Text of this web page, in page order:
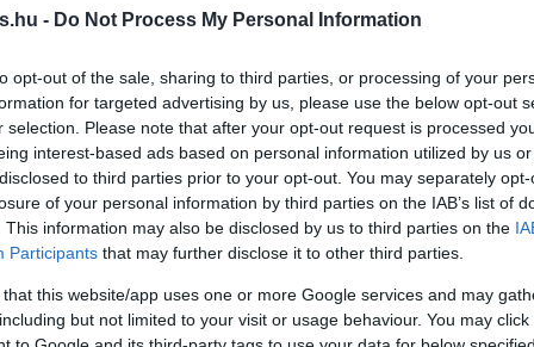
- Do Not Process My Personal Information
opt-out of the sale, sharing to third parties, or processing of your
for targeted advertising by us, please use the below opt-out
selection. Please note that after your opt-out request is processed
interest-based ads based on personal information utilized by us
to third parties prior to your opt-out. You may separately
of your personal information by third parties on the IAB’s list of
This information may also be disclosed by us to third parties on the
Participants that may further disclose it to other third parties.
that this website/app uses one or more Google services and may
but not limited to your visit or usage behaviour. You may
a helyzetben is partnerként tekint ügyfeleire,
gépjárműtulajdonosok a kevesebb utazással
a járvány terjedésének visszaszorításában,
hogy egy egyszeri összeget felajánl az egyedi
felelősségbiztosítással rendelkező ügyfelei
összesen több mint 700 millió forintot
egyedi KGFB szerződéssel rendelkező ügyfele
összeg az üzembentartók 2020. december